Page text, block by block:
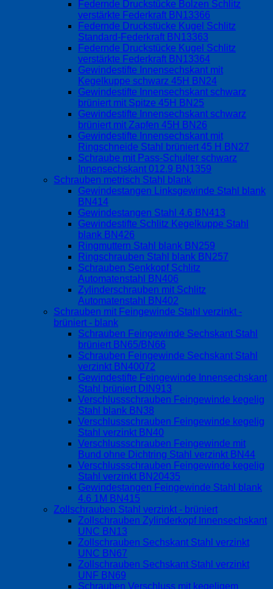
Federnde Druckstücke Bolzen Schlitz
verstärkte Federkraft BN13366
Federnde Druckstücke Kugel Schlitz
Standard-Federkraft BN13363
Federnde Druckstücke Kugel Schlitz
verstärkte Federkraft BN13364
Gewindestifte Innensechskant mit
Kegelkuppe schwarz 45H BN24
Gewindestifte Innensechskant schwarz
brüniert mit Spitze 45H BN25
Gewindestifte Innensechskant schwarz
brüniert mit Zapfen 45H BN26
Gewindestifte Innensechskant mit
Ringschneide Stahl brüniert 45 H BN27
Schraube mit Pass-Schulter schwarz
Innensechskant 012.9 BN1359
Schrauben metrisch Stahl blank
Gewindestangen Linksgewinde Stahl blank
BN414
Gewindestangen Stahl 4.6 BN413
Gewindestifte Schlitz Kegelkuppe Stahl
blank BN426
Ringmuttern Stahl blank BN259
Ringschrauben Stahl blank BN257
Schrauben Senkkopf Schlitz
Automatenstahl BN406
Zylinderschrauben mit Schlitz
Automatenstahl BN402
Schrauben mit Feingewinde Stahl verzinkt -
brüniert - blank
Schrauben Feingewinde Sechskant Stahl
brüniert BN65/BN66
Schrauben Feingewinde Sechskant Stahl
verzinkt BN40072
Gewindestifte Feingewinde Innensechskant
Stahl brüniert DIN913
Verschlussschrauben Feingewinde kegelig
Stahl blank BN38
Verschlussschrauben Feingewinde kegelig
Stahl verzinkt BN40
Verschlussschrauben Feingewinde mit
Bund ohne Dichtring Stahl verzinkt BN44
Verschlussschrauben Feingewinde kegelig
Stahl verzinkt BN20435
Gewindestangen Feingewinde Stahl blank
4.6 1M BN415
Zollschrauben Stahl verzinkt - brüniert
Zollschrauben Zylinderkopf Innensechskant
UNC BN13
Zollschrauben Sechskant Stahl verzinkt
UNC BN67
Zollschrauben Sechskant Stahl verzinkt
UNF BN69
Schrauben Verschluss mit kegeligem